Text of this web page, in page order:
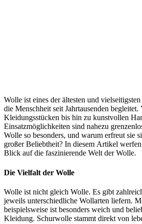
Wolle ist eines der ältesten und
die Menschheit seit Jahrtausenden
Kleidungsstücken bis hin zu kunstvollen
Einsatzmöglichkeiten sind nahezu
Wolle so besonders, und warum erfreut sie
großer Beliebtheit? In diesem Artikel
Blick auf die faszinierende Welt der Wolle.
Die Vielfalt der Wolle
Wolle ist nicht gleich Wolle. Es gibt
jeweils unterschiedliche Wollarten liefern.
beispielsweise ist besonders weich und
Kleidung. Schurwolle stammt direkt von